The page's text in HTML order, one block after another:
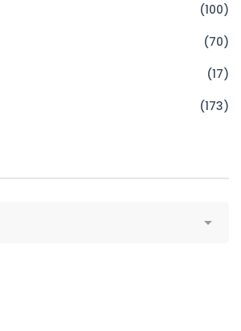
(100)
(70)
(17)
(173)